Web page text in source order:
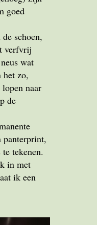
goed
schoen,
verfvrij
wat
het zo,
naar
de
panterprint,
tekenen.
in met
ik een